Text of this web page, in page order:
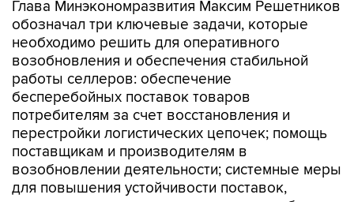
необходимо решить для оперативного
возобновления и обеспечения стабильной
работы селлеров: обеспечение
бесперебойных поставок товаров
потребителям за счет восстановления и
перестройки логистических цепочек; помощь
поставщикам и производителям в
возобновлении деятельности; системные меры
для повышения устойчивости поставок,
увеличения товарных запасов, роста гибкости
и оперативности доставки.